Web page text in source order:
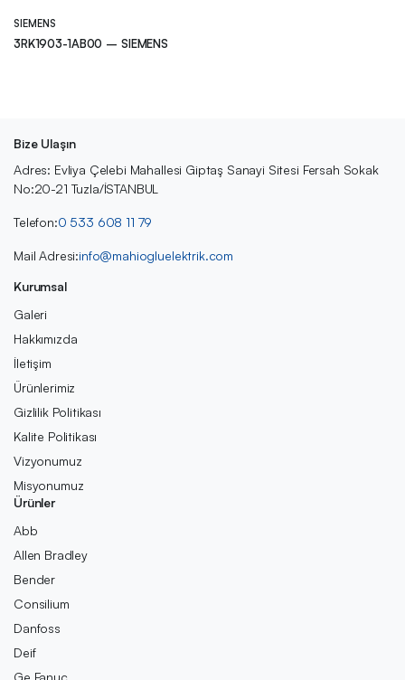
SIEMENS
3RK1903-1AB00 – SIEMENS
Bize Ulaşın
Adres: Evliya Çelebi Mahallesi Giptaş Sanayi Sitesi Fersah Sokak
No:20-21 Tuzla/İSTANBUL
Telefon:0 533 608 11 79
Mail Adresi:info@mahiogluelektrik.com
Kurumsal
Galeri
Hakkımızda
İletişim
Ürünlerimiz
Gizlilik Politikası
Kalite Politikası
Vizyonumuz
Misyonumuz
Ürünler
Abb
Allen Bradley
Bender
Consilium
Danfoss
Deif